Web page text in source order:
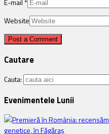
E-mail *
Website
Cautare
Cauta:
Evenimentele Lunii